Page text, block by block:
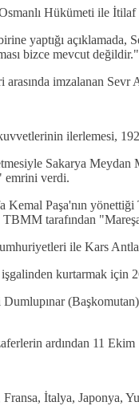
Hükümeti ile İtilaf
yaptığı açıklamada,
bizce mevcut
imzalanan Sevr
ilerlemesi,
Sakarya Meydan
emrini verdi.
Paşa'nın
TBMM tarafından
ile Kars
kurtarmak için
ardından 11
İtalya, Japonya,